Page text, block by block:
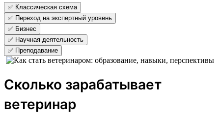
✅ Классическая схема
✅ Переход на экспертный уровень
✅ Бизнес
✅ Научная деятельность
✅ Преподавание
Сколько зарабатывает
ветеринар